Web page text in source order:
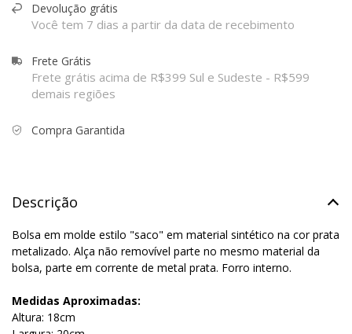
Devolução grátis
Você tem 7 dias a partir da data de recebimento
Frete Grátis
Frete grátis acima de R$399 Sul e Sudeste - R$599
demais regiões
Compra Garantida
Descrição
Bolsa em molde estilo "saco" em material sintético na cor prata
metalizado. Alça não removível parte no mesmo material da
bolsa, parte em corrente de metal prata. Forro interno.
Medidas Aproximadas:
Altura: 18cm